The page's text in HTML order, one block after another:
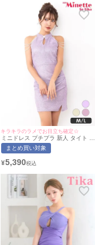
キラキラのラメでお目立ち確定☆
ミニドレス プチプラ 新人 タイト ス
リット ホルターネック セクシー ラ
ウンジ キラキラ ノースリーブ 低身
ー パープル キャバドレス (ちぴたん
マイミネット
まとめ買い対象
¥5,390